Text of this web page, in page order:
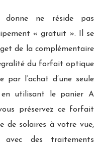
donne ne réside pas
« gratuit ». Il se
de la complémentaire
du forfait optique
l’achat d’une seule
en utilisant le panier A
préservez ce forfait
de solaires à votre vue,
des traitements